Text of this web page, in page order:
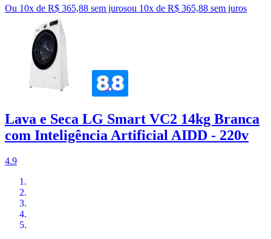
Ou 10x de R$ 365,88 sem jurosou 10x de R$ 365,88 sem juros
Lava e Seca LG Smart VC2 14kg Branca
com Inteligência Artificial AIDD - 220v
4.9